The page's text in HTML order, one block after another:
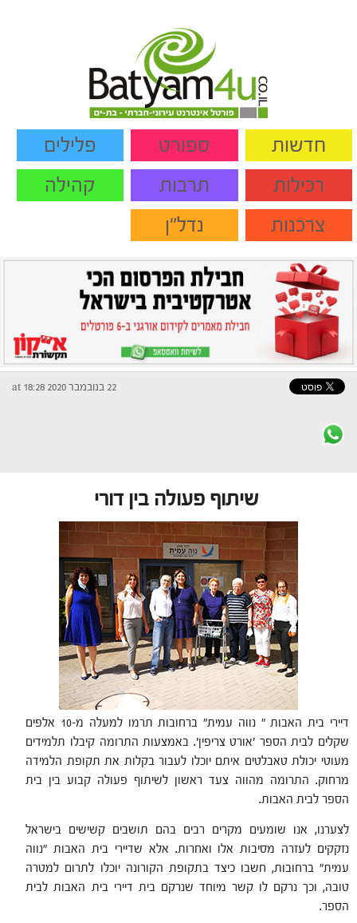
חדשות ספורט
פלילים
רכילות
תרבות
קהילה
צרכנות
נדל"ן
22 בנובמבר 2020 at 18:28
שיתוף פעולה בין דורי
דיירי בית האבות " נווה עמית" ברחובות תרמו למעלה מ-10 אלפים
שקלים לבית הספר 'אורט צריפין'. באמצעות התרומה קיבלו תלמידים
מעוטי יכולת טאבלטים איתם יוכלו לעבור בקלות את תקופת הלמידה
מרחוק. התרומה מהווה צעד ראשון לשיתוף פעולה קבוע בין בית
הספר לבית האבות.
לצערנו, אנו שומעים מקרים רבים בהם תושבים קשישים בישראל
נזקקים לעזרה מסיבות אלו ואחרות. אלא שדיירי בית האבות "נווה
עמית" ברחובות, חשבו כיצד בתקופת הקורונה יוכלו לתרום למטרה
טובה, וכך נרקם לו קשר מיוחד שנרקם בית דיירי בית האבות לבית
הספר.